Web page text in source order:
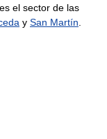
el sector de las
y San Martín.